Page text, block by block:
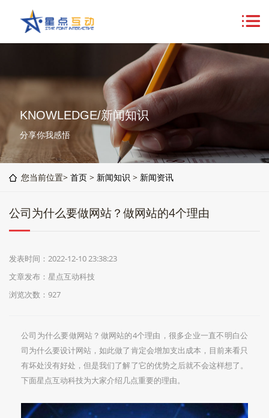
KNOWLEDGE/新闻知识
分享你我感悟
您当前位置> 首页 > 新闻知识 > 新闻资讯
公司为什么要做网站？做网站的4个理由
发表时间：2022-12-10 23:38:23
文章发布：星点互动科技
浏览次数： 927
公司为什么要做网站？做网站的4个理由，很多企业一直不明白公
司为什么要设计网站，如此做了肯定会增加支出成本，目前来看只
有坏处没有好处，但是我们了解了它的优势之后就不会这样想了。
下面星点互动科技为大家介绍几点重要的理由。